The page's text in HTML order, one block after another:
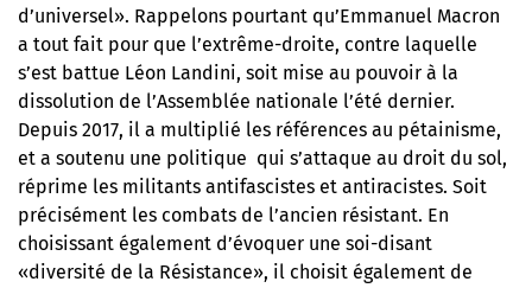
d’universel». Rappelons pourtant qu’Emmanuel Macron
a tout fait pour que l’extrême-droite, contre laquelle
s’est battue Léon Landini, soit mise au pouvoir à la
dissolution de l’Assemblée nationale l’été dernier.
Depuis 2017, il a multiplié les références au pétainisme,
et a soutenu une politique qui s’attaque au droit du sol,
réprime les militants antifascistes et antiracistes. Soit
précisément les combats de l’ancien résistant. En
choisissant également d’évoquer une soi-disant
«diversité de la Résistance», il choisit également de